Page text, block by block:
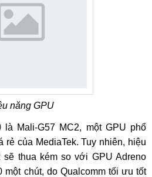
năng GPU
là Mali-G57 MC2, một GPU phổ
rẻ của MediaTek. Tuy nhiên, hiệu
sẽ thua kém so với GPU Adreno
một chút, do Qualcomm tối ưu tốt